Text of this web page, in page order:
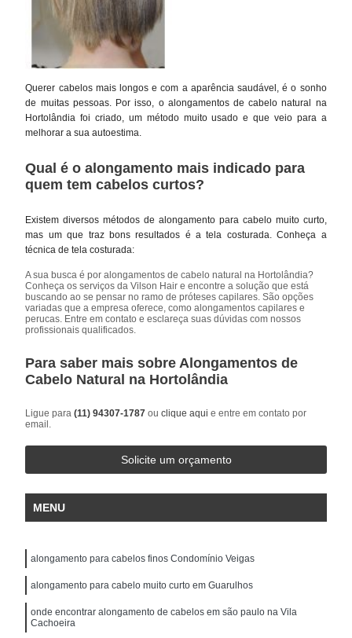
Querer cabelos mais longos e com a aparência saudável, é o sonho
de muitas pessoas. Por isso, o alongamentos de cabelo natural na
Hortolândia foi criado, um método muito usado e que veio para a
melhorar a sua autoestima.
Qual é o alongamento mais indicado para
quem tem cabelos curtos?
Existem diversos métodos de alongamento para cabelo muito curto,
mas um que traz bons resultados é a tela costurada. Conheça a
técnica de tela costurada:
A sua busca é por alongamentos de cabelo natural na Hortolândia?
Conheça os serviços da Vilson Hair e encontre a solução que está
buscando ao se pensar no ramo de próteses capilares. São opções
variadas que a empresa oferece, como alongamentos capilares e
perucas. Entre em contato e esclareça suas dúvidas com nossos
profissionais qualificados.
Para saber mais sobre Alongamentos de
Cabelo Natural na Hortolândia
Ligue para(11) 94307-1787ouclique aqui e entre em contato por
email.
Solicite um orçamento
MENU
alongamento para cabelos finos Condomínio Veigas
alongamento para cabelo muito curto em Guarulhos
onde encontrar alongamento de cabelos em são paulo na Vila
Cachoeira